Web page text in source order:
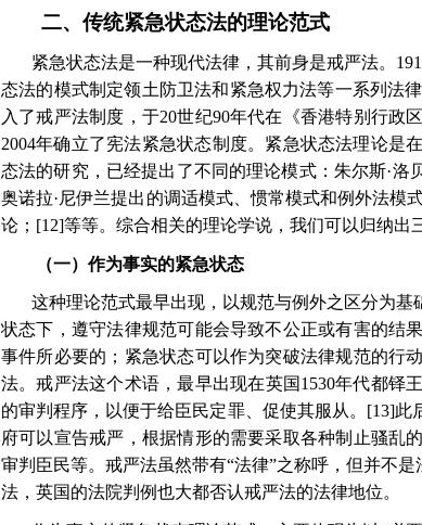
二、传统紧急状态法的理论范式
紧急状态法是一种现代法律，其前身是戒严法。
态法的模式制定领土防卫法和紧急权力法等一系列法
入了戒严法制度，于20世纪90年代在《香港特别行政
2004年确立了宪法紧急状态制度。紧急状态法理论是
态法的研究，已经提出了不同的理论模式：朱尔斯·洛
奥诺拉·尼伊兰提出的调适模式、惯常模式和例外法模式
论； [12]等等。综合相关的理论学说，我们可以归纳出
（一）作为事实的紧急状态
这种理论范式最早出现，以规范与例外之区分为
状态下，遵守法律规范可能会导致不公正或有害的结
事件所必要的；紧急状态可以作为突破法律规范的行
法。戒严法这个术语，最早出现在英国1530年代都铎
的审判程序，以便于给臣民定罪、促使其服从。 [13]此
府可以宣告戒严，根据情形的需要采取各种制止骚乱
审判臣民等。戒严法虽然带有“法律”之称呼，但并不
法，英国的法院判例也大都否认戒严法的法律地位。